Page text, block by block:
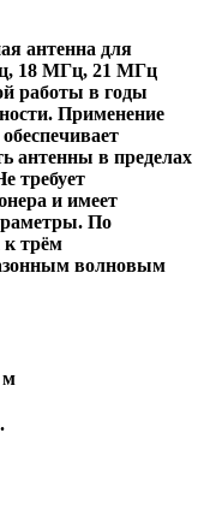
антенна для
18 МГц, 21 МГц
работы в годы
Применение
антенны в пределах
требует
и имеет
По
к трём
волновым
м